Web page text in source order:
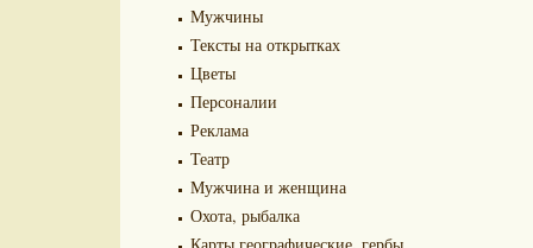
Мужчины
Тексты на открытках
Цветы
Персоналии
Реклама
Театр
Мужчина и женщина
Охота, рыбалка